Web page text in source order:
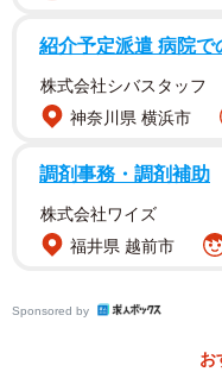
紹介予定派遣 病院で
株式会社シバスタッフ
神奈川県 横浜市
調剤事務・調剤補助
株式会社ワイズ
福井県 越前市
Sponsored by
お